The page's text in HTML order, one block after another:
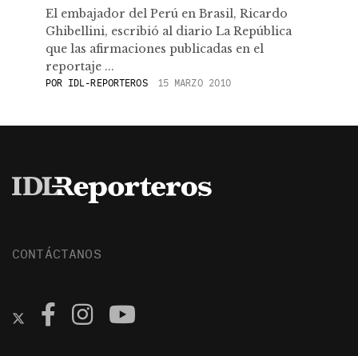
El embajador del Perú en Brasil, Ricardo
Ghibellini, escribió al diario La República
que las afirmaciones publicadas en el
reportaje ...
POR IDL-REPORTEROS 15 MARZO 2010
CONTÁCTANOS